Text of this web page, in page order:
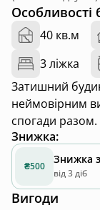
Особливості
40 кв.м
3 ліжка
Затишний
неймовірним виглядом з
спогади разом.
Знижка:
₴500
Знижка
від 3 діб
Вигоди